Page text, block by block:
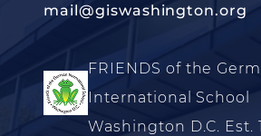
mail@giswashington.org
FRIENDS of the
International School
Washington D.C. Est.